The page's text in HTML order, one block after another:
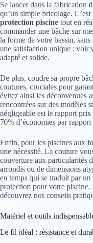
Se lancer dans la fabrication
qu’un simple bricolage.
protection piscine tout en
commander une bâche sur
la forme de votre bassin,
une satisfaction unique : voir
adapté et solide.
De plus, coudre sa propre
coutures, cruciales pour
évitez ainsi les déconvenues
rencontrées sur des modèles
négligeable est le rapport
70% d’économies par
Enfin, pour les piscines aux
une nécessité. La couture
couverture aux particularités
arrondis ou de dimensions
en temps qui se traduit par
protection pour votre piscine.
découvrez nos conseils
Matériel et outils
Le fil idéal : résistance et